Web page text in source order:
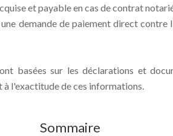
et payable en cas de contrat
demande de paiement direct
basées sur les déclarations et
l'exactitude de ces informations.
Sommaire